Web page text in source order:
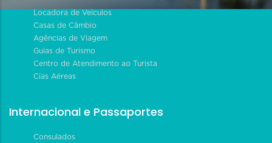
Locadora de Veículos
Casas de Câmbio
Agências de Viagem
Guias de Turismo
Centro de Atendimento ao Turista
Cias Aéreas
Internacional e Passaportes
Consulados